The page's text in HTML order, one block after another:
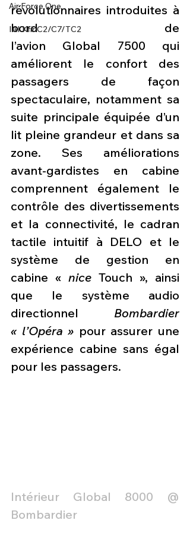
Air Force One
IAI Kfir C2/C7/TC2
révolutionnaires introduites à
bord de
l’avion Global 7500 qui
améliorent le confort des
passagers de façon
spectaculaire, notamment sa
suite principale équipée d’un
lit pleine grandeur et dans sa
zone. Ses améliorations
avant-gardistes en cabine
comprennent également le
contrôle des divertissements
et la connectivité, le cadran
tactile intuitif à DELO et le
système de gestion en
cabine « nice Touch », ainsi
que le système audio
directionnel Bombardier
« l’Opéra » pour assurer une
expérience cabine sans égal
pour les passagers.
Intérieur Global 8000 @
Bombardier